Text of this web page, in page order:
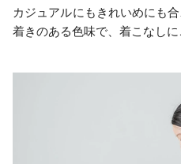
カジュアルにもきれいめにも
着きのある色味で、着こなしに